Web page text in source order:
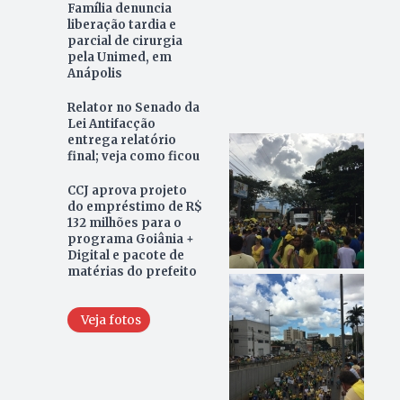
Família denuncia
liberação tardia e
parcial de cirurgia
pela Unimed, em
Anápolis
Relator no Senado da
Lei Antifacção
entrega relatório
final; veja como ficou
CCJ aprova projeto
do empréstimo de R$
132 milhões para o
programa Goiânia +
Digital e pacote de
matérias do prefeito
Veja fotos